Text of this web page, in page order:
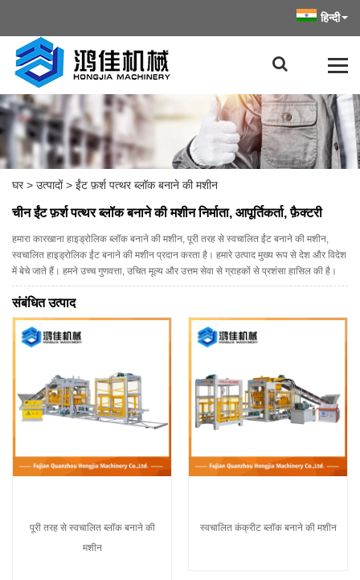
हिन्दी
घर > उत्पादों > ईंट फ़र्श पत्थर ब्लॉक बनाने की मशीन
चीन ईंट फ़र्श पत्थर ब्लॉक बनाने की मशीन निर्माता, आपूर्तिकर्ता, फ़ैक्टरी
हमारा कारखाना हाइड्रोलिक ब्लॉक बनाने की मशीन, पूरी तरह से स्वचालित ईंट बनाने की मशीन,
स्वचालित हाइड्रोलिक ईंट बनाने की मशीन प्रदान करता है। हमारे उत्पाद मुख्य रूप से देश और विदेश
में बेचे जाते हैं। हमने उच्च गुणवत्ता, उचित मूल्य और उत्तम सेवा से ग्राहकों से प्रशंसा हासिल की है।
संबंधित उत्पाद
पूरी तरह से स्वचालित ब्लॉक बनाने की
मशीन
स्वचालित कंक्रीट ब्लॉक बनाने की मशीन